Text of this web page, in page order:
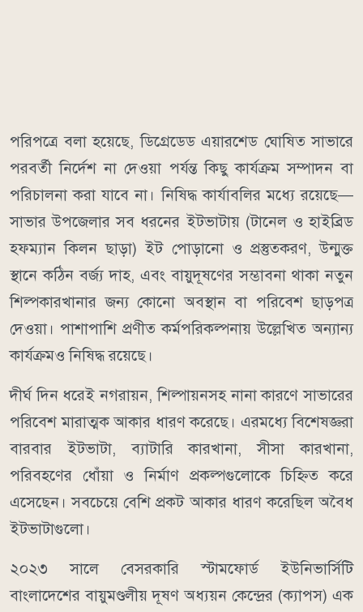
পরিপত্রে বলা হয়েছে, ডিগ্রেডেড এয়ারশেড ঘোষিত সাভারে
পরবর্তী নির্দেশ না দেওয়া পর্যন্ত কিছু কার্যক্রম সম্পাদন বা
পরিচালনা করা যাবে না। নিষিদ্ধ কার্যাবলির মধ্যে রয়েছে—
সাভার উপজেলার সব ধরনের ইটভাটায় (টানেল ও হাইব্রিড
হফম্যান কিলন ছাড়া) ইট পোড়ানো ও প্রস্তুতকরণ, উন্মুক্ত
স্থানে কঠিন বর্জ্য দাহ, এবং বায়ুদূষণের সম্ভাবনা থাকা নতুন
শিল্পকারখানার জন্য কোনো অবস্থান বা পরিবেশ ছাড়পত্র
দেওয়া। পাশাপাশি প্রণীত কর্মপরিকল্পনায় উল্লেখিত অন্যান্য
কার্যক্রমও নিষিদ্ধ রয়েছে।
দীর্ঘ দিন ধরেই নগরায়ন, শিল্পায়নসহ নানা কারণে সাভারের
পরিবেশ মারাত্মক আকার ধারণ করেছে। এরমধ্যে বিশেষজ্ঞরা
বারবার ইটভাটা, ব্যাটারি কারখানা, সীসা কারখানা,
পরিবহণের ধোঁয়া ও নির্মাণ প্রকল্পগুলোকে চিহ্নিত করে
এসেছেন। সবচেয়ে বেশি প্রকট আকার ধারণ করেছিল অবৈধ
ইটভাটাগুলো।
২০২৩ সালে বেসরকারি স্টামফোর্ড ইউনিভার্সিটি
বাংলাদেশের বায়ুমণ্ডলীয় দূষণ অধ্যয়ন কেন্দ্রের (ক্যাপস) এক